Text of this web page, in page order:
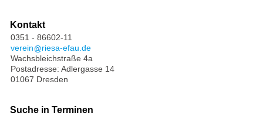
Kontakt
0351 - 86602-11
verein
riesa-efau.de
Wachsbleichstraße 4a
Postadresse: Adlergasse 14
01067 Dresden
Suche in Terminen